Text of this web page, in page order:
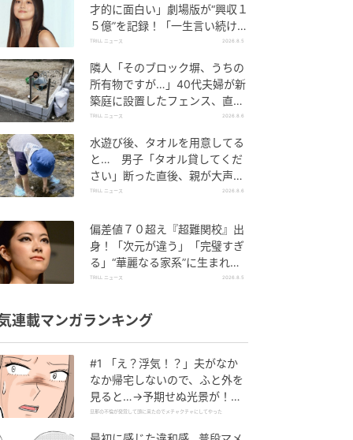
才的に面白い」劇場版が“興収１
５億”を記録！「一生言い続け
る」放送後も続く“切望の声”
TRILL ニュース 2026.8.5
隣人「そのブロック塀、うちの
所有物ですが…」40代夫婦が新
築庭に設置したフェンス、直後
に迫られた"顛末"
TRILL ニュース 2026.8.6
水遊び後、タオルを用意してる
と… 男子「タオル貸してくだ
さい」断った直後、親が大声で
放った一言に絶句
TRILL ニュース 2026.8.6
偏差値７０超え『超難関校』出
身！「次元が違う」「完璧すぎ
る」“華麗なる家系”に生まれた
【規格外の逸材】
TRILL ニュース 2026.8.5
連載マンガランキング
#1 「え？浮気！？」夫がなか
なか帰宅しないので、ふと外を
見ると…→予期せぬ光景が！｜
旦那の不倫が発覚して頭に来た
旦那の不倫が発覚して頭に来たのでメチャクチャにしてやった